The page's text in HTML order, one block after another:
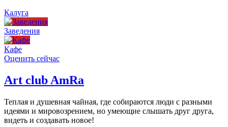
Калуга
Заведения
Кафе
Оценить сейчас
Art сlub AmRa
Теплая и душевная чайная, где собираются люди с разными
идеями и мировозрением, но умеющие слышать друг друга,
видеть и создавать новое!